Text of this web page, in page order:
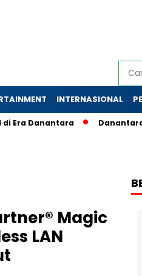
INTERNASIONAL
Danantara
Magic
LAN